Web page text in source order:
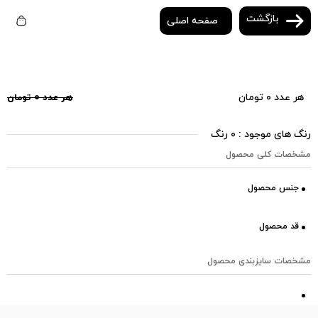
بازگشت صفحه اصلی
هر عدد ۰ تومان هر عدد ۰ تومان
رنگ های موجود : ۰ رنگ
مشخصات کلی محصول
جنس محصول
قد محصول
مشخصات سایزبندی محصول